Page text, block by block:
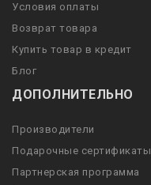
Условия оплаты
Возврат товара
Купить товар в кредит
Блог
ДОПОЛНИТЕЛЬНО
Производители
Подарочные сертификаты
Партнерская программа